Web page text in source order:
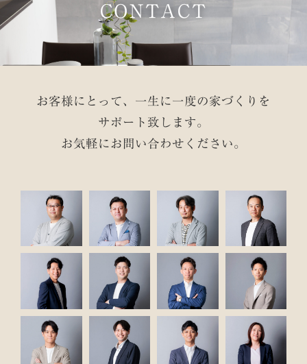
CONTACT
お客様にとって、一生に一度の家づくりを
サポート致します。
お気軽にお問い合わせください。